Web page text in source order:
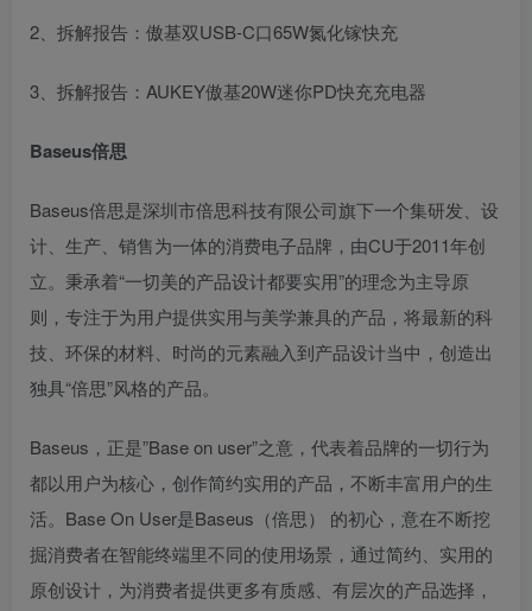
2、拆解报告：傲基双USB-C口65W氮化镓快充
3、拆解报告：AUKEY傲基20W迷你PD快充充电器
Baseus倍思
Baseus倍思是深圳市倍思科技有限公司旗下一个集研发、设
计、生产、销售为一体的消费电子品牌，由CU于2011年创
立。秉承着“一切美的产品设计都要实用”的理念为主导原
则，专注于为用户提供实用与美学兼具的产品，将最新的科
技、环保的材料、时尚的元素融入到产品设计当中，创造出
独具“倍思”风格的产品。
Baseus，正是”Base on user”之意，代表着品牌的一切行为
都以用户为核心，创作简约实用的产品，不断丰富用户的生
活。Base On User是Baseus（倍思） 的初心，意在不断挖
掘消费者在智能终端里不同的使用场景，通过简约、实用的
原创设计，为消费者提供更多有质感、有层次的产品选择，